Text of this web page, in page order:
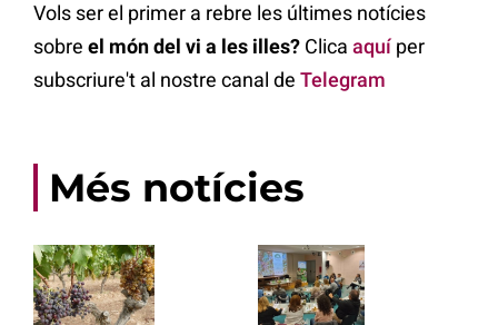
Vols ser el primer a rebre les últimes notícies
sobre el món del vi a les illes? Clica aquíper
subscriure't al nostre canal de Telegram
Més notícies